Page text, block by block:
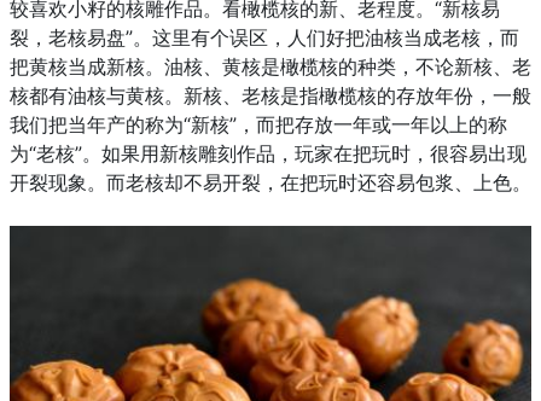
较喜欢小籽的核雕作品。看橄榄核的新、老程度。“新核易
裂，老核易盘”。这里有个误区，人们好把油核当成老核，而
把黄核当成新核。油核、黄核是橄榄核的种类，不论新核、老
核都有油核与黄核。新核、老核是指橄榄核的存放年份，一般
我们把当年产的称为“新核”，而把存放一年或一年以上的称
为“老核”。如果用新核雕刻作品，玩家在把玩时，很容易出现
开裂现象。而老核却不易开裂，在把玩时还容易包浆、上色。